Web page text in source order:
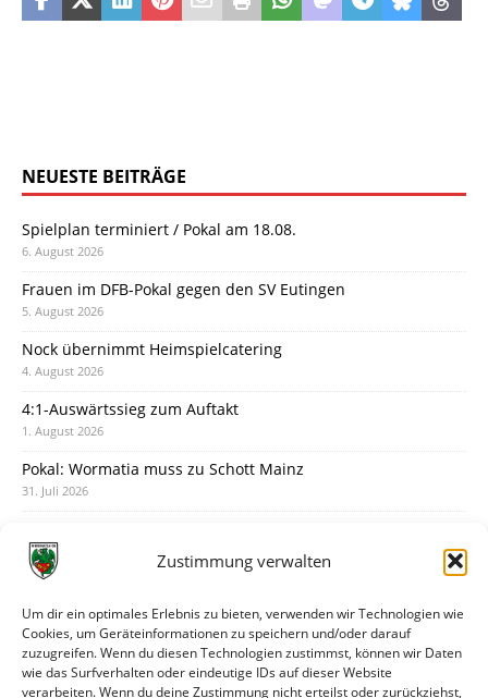
Zustimmung verwalten
Um dir ein optimales Erlebnis zu bieten, verwenden wir Technologien wie
Cookies, um Geräteinformationen zu speichern und/oder darauf
zuzugreifen. Wenn du diesen Technologien zustimmst, können wir Daten
wie das Surfverhalten oder eindeutige IDs auf dieser Website
verarbeiten. Wenn du deine Zustimmung nicht erteilst oder zurückziehst,
NEUESTE BEITRÄGE
Spielplan terminiert / Pokal am 18.08.
6. August 2026
Frauen im DFB-Pokal gegen den SV Eutingen
5. August 2026
Nock übernimmt Heimspielcatering
4. August 2026
4:1-Auswärtssieg zum Auftakt
1. August 2026
Pokal: Wormatia muss zu Schott Mainz
31. Juli 2026
30. Juli 2026
28. Juli 2026
Neuer Rückensponsor
28. Juli 2026